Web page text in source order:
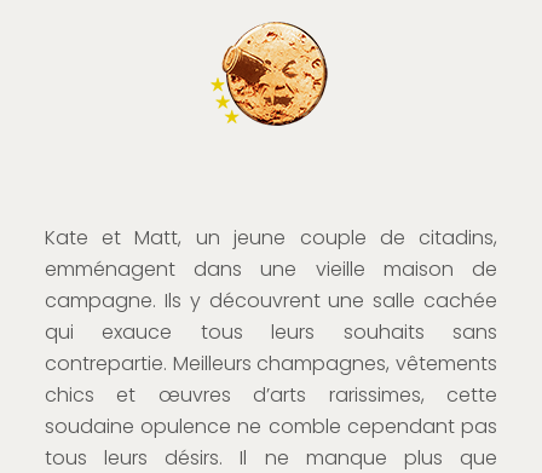
Kate et Matt, un jeune couple de citadins,
emménagent dans une vieille maison de
campagne. Ils y découvrent une salle cachée
qui exauce tous leurs souhaits sans
contrepartie. Meilleurs champagnes, vêtements
chics et œuvres d’arts rarissimes, cette
soudaine opulence ne comble cependant pas
tous leurs désirs. Il ne manque plus que